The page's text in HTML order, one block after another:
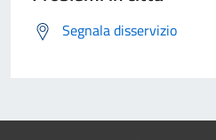
Segnala disservizio